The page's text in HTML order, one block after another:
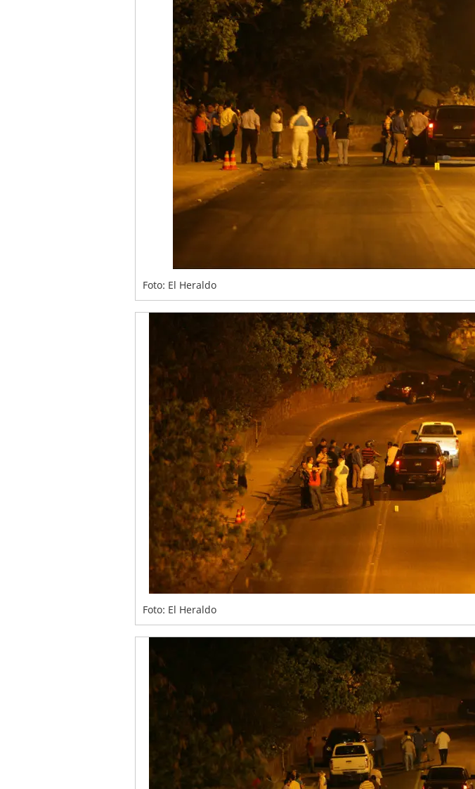
Foto: El Heraldo
Foto: El Heraldo